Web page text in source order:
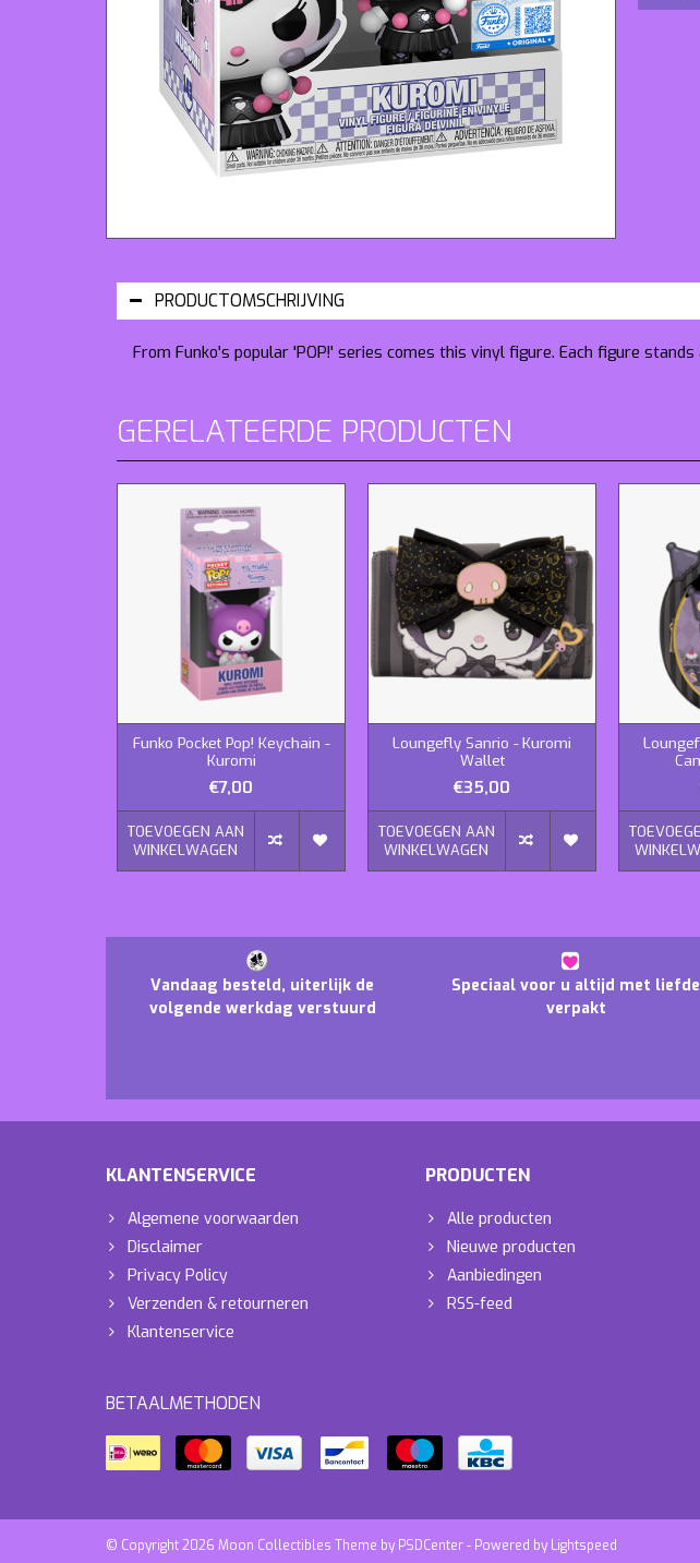
PRODUCTOMSCHRIJVING
From Funko's popular 'POP!' series comes this vinyl figure. Each figure
GERELATEERDE PRODUCTEN
Funko Pocket Pop! Keychain -
Kuromi
€7,00
TOEVOEGEN AAN
WINKELWAGEN
Loungefly Sanrio - Kuromi
Wallet
€35,00
TOEVOEGEN AAN
WINKELWAGEN
Vandaag besteld, uiterlijk de
volgende werkdag verstuurd
Speciaal voor u altijd met liefde
verpakt
KLANTENSERVICE
Algemene voorwaarden
Disclaimer
Privacy Policy
Verzenden & retourneren
Klantenservice
PRODUCTEN
Alle producten
Nieuwe producten
Aanbiedingen
RSS-feed
BETAALMETHODEN
© Copyright 2026 Moon Collectibles Theme by PSDCenter- Powered by Lightspeed